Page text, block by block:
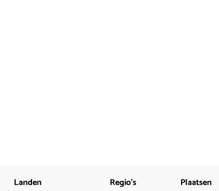
Landen Regio's Plaatsen